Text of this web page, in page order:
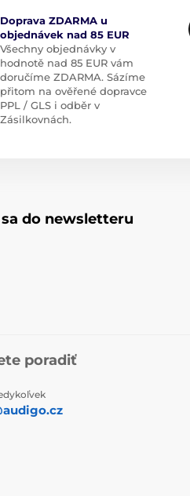
Doprava ZDARMA u
objednávek nad 85 EUR
Všechny objednávky v
hodnotě nad 85 EUR vám
doručíme ZDARMA. Sázíme
přitom na ověřené dopravce
PPL / GLS i odběr v
Zásilkovnách.
do newsletteru
poradiť